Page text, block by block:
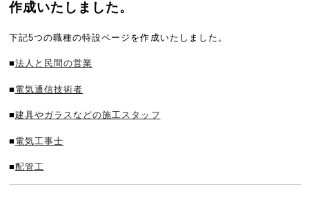
作成いたしました。
下記5つの職種の特設ページを作成いたしました。
■法人と民間の営業
■ 電気通信技術者
■建具やガラスなどの施工スタッフ
■ 電気工事士
■配管工